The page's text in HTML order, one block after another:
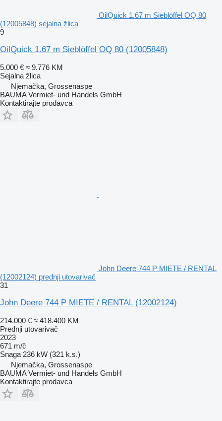
OilQuick 1.67 m Sieblöffel OQ 80
(12005848) sejalna žlica
9
OilQuick 1.67 m Sieblöffel OQ 80 (12005848)
5.000 € ≈ 9.776 KM
Sejalna žlica
Njemačka, Grossenaspe
BAUMA Vermiet- und Handels GmbH
Kontaktirajte prodavca
John Deere 744 P MIETE / RENTAL
(12002124) prednji utovarivač
31
John Deere 744 P MIETE / RENTAL (12002124)
214.000 € ≈ 418.400 KM
Prednji utovarivač
2023
671 m/č
Snaga 236 kW (321 k.s.)
Njemačka, Grossenaspe
BAUMA Vermiet- und Handels GmbH
Kontaktirajte prodavca